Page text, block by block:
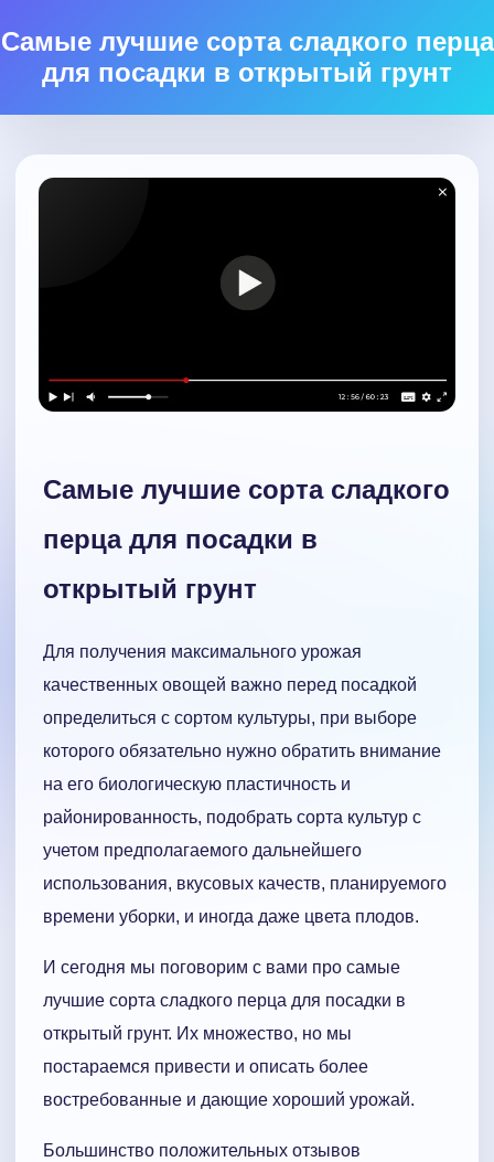
Самые лучшие сорта сладкого перца
для посадки в открытый грунт
Самые лучшие сорта сладкого
перца для посадки в
открытый грунт
Для получения максимального урожая
качественных овощей важно перед посадкой
определиться с сортом культуры, при выборе
которого обязательно нужно обратить внимание
на его биологическую пластичность и
районированность, подобрать сорта культур с
учетом предполагаемого дальнейшего
использования, вкусовых качеств, планируемого
времени уборки, и иногда даже цвета плодов.
И сегодня мы поговорим с вами про самые
лучшие сорта сладкого перца для посадки в
открытый грунт. Их множество, но мы
постараемся привести и описать более
востребованные и дающие хороший урожай.
Большинство положительных отзывов